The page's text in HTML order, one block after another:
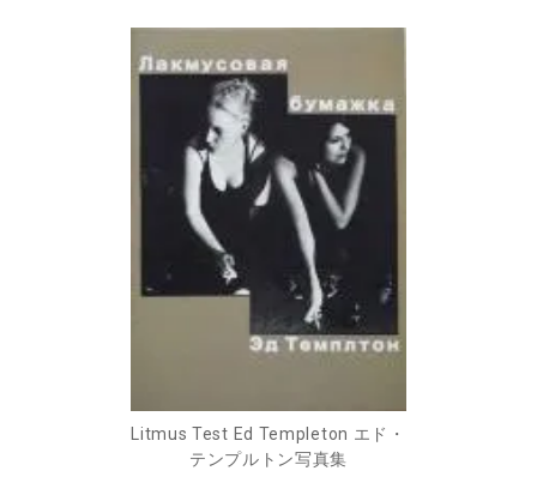
Litmus Test Ed Templeton エド・
テンプルトン写真集